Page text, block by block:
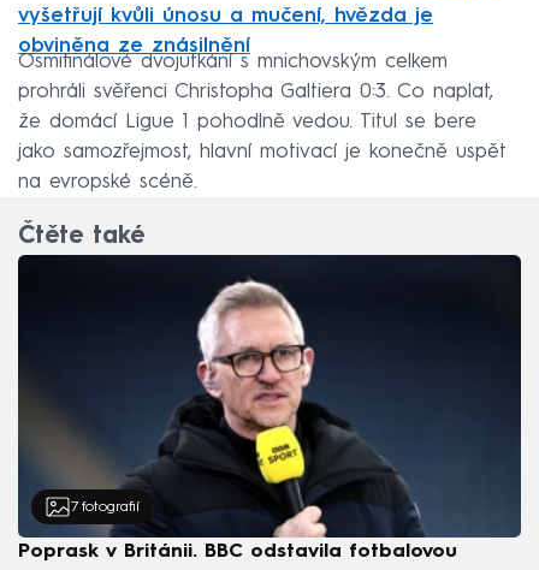
vyšetřují kvůli únosu a mučení, hvězda je
obviněna ze znásilnění
Osmifinálové dvojutkání s mnichovským celkem
prohráli svěřenci Christopha Galtiera 0:3. Co naplat,
že domácí Ligue 1 pohodlně vedou. Titul se bere
jako samozřejmost, hlavní motivací je konečně uspět
na evropské scéně.
Čtěte také
7 fotografií
Poprask v Británii. BBC odstavila fotbalovou